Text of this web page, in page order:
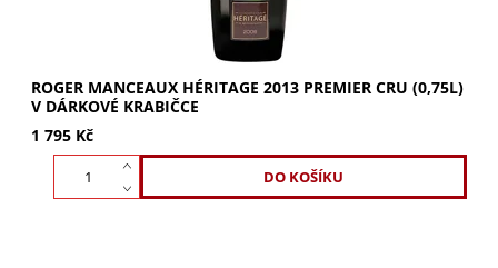
ROGER MANCEAUX HÉRITAGE 2013 PREMIER CRU (0,75L)
V DÁRKOVÉ KRABIČCE
1 795 Kč